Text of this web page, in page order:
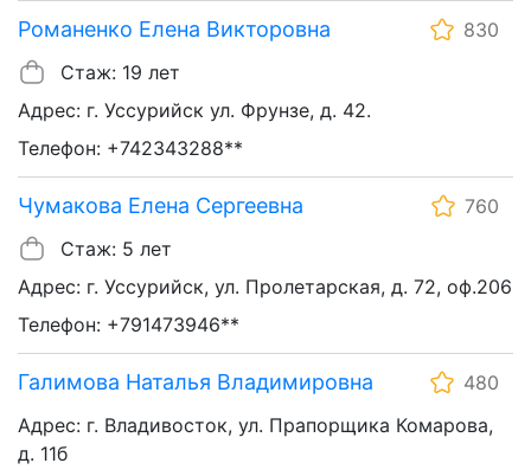
Романенко Елена Викторовна
830
Стаж: 19 лет
Адрес: г. Уссурийск ул. Фрунзе, д. 42.
Телефон: +742343288**
Чумакова Елена Сергеевна
760
Стаж: 5 лет
Адрес: г. Уссурийск, ул. Пролетарская, д. 72, оф.206
Телефон: +791473946**
Галимова Наталья Владимировна
480
Адрес: г. Владивосток, ул. Прапорщика Комарова,
д. 11б